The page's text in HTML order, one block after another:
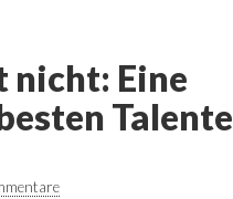
nicht: Eine
Talente